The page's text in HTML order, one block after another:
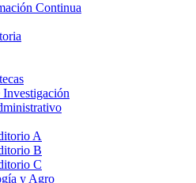
Continua
A
B
C
y Agro